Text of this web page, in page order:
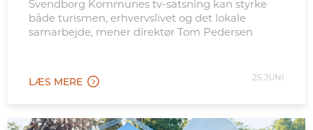
Svendborg Kommunes tv-satsning kan styrke
både turismen, erhvervslivet og det lokale
samarbejde, mener direktør Tom Pedersen
LÆS MERE 25 JUNI